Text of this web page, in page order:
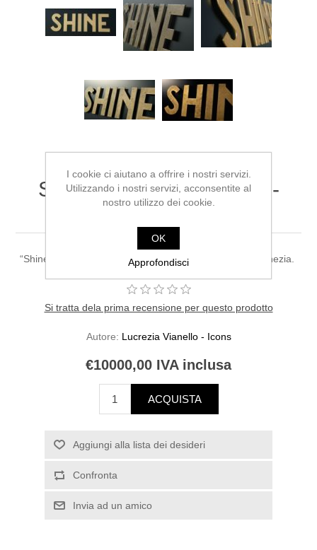
SHINE Lucrezia Vianello-
Icons
“Shine”, mdf, vernice, brillantini, 50x122.5 cm, 2023, Venezia.
Si tratta dela prima recensione per questo prodotto
Autore: Lucrezia Vianello - Icons
€10000,00 IVA inclusa
ACQUISTA
Aggiungi alla lista dei desideri
Confronta
Invia ad un amico
I cookie ci aiutano a offrire i nostri servizi.
Utilizzando i nostri servizi, acconsentite al
nostro utilizzo dei cookie.
OK
Approfondisci